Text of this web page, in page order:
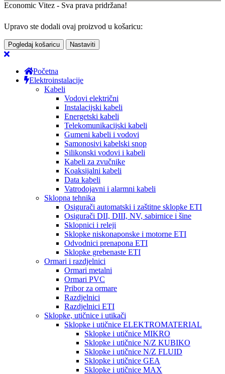
Economic Vitez - Sva prava pridržana!
Upravo ste dodali ovaj proizvod u košaricu:
Pogledaj košaricu Nastaviti
Početna
Elektroinstalacije
Kabeli
Vodovi električni
Instalacijski kabeli
Energetski kabeli
Telekomunikacijski kabeli
Gumeni kabeli i vodovi
Samonosivi kabelski snop
Silikonski vodovi i kabeli
Kabeli za zvučnike
Koaksijalni kabeli
Data kabeli
Vatrodojavni i alarmni kabeli
Sklopna tehnika
Osigurači automatski i zaštitne sklopke ETI
Osigurači DII, DIII, NV, sabirnice i šine
Sklopnici i releji
Sklopke niskonaponske i motorne ETI
Odvodnici prenapona ETI
Sklopke grebenaste ETI
Ormari i razdjelnici
Ormari metalni
Ormari PVC
Pribor za ormare
Razdjelnici
Razdjelnici ETI
Sklopke, utičnice i utikači
Sklopke i utičnice ELEKTROMATERIAL
Sklopke i utičnice MIKRO
Sklopke i utičnice N/Z KUBIKO
Sklopke i utičnice N/Z FLUID
Sklopke i utičnice GEA
Sklopke i utičnice MAX